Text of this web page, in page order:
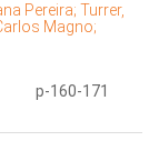
Pereira; Turrer,
Magno;
p-160-171